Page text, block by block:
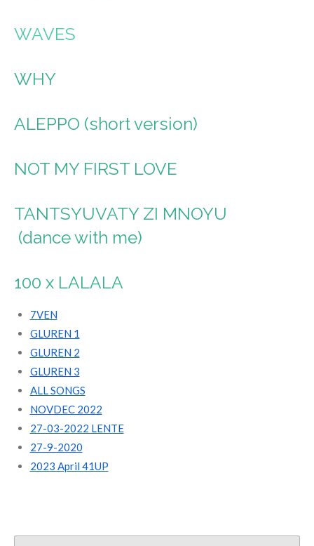
WAVES
WHY
ALEPPO (short version)
NOT MY FIRST LOVE
TANTSYUVATY ZI MNOYU
(dance with me)
100 x LALALA
7VEN
GLUREN 1
GLUREN 2
GLUREN 3
ALL SONGS
NOVDEC 2022
27-03-2022 LENTE
27-9-2020
2023 April 41UP